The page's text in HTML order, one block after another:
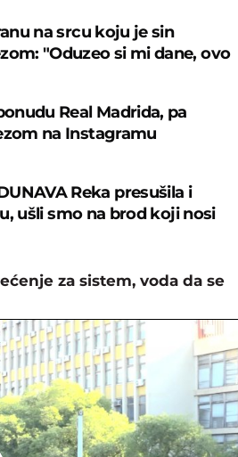
na srcu koju je sin
"Oduzeo si mi dane, ovo
Real Madrida, pa
na Instagramu
Reka presušila i
ušli smo na brod koji nosi
za sistem, voda da se